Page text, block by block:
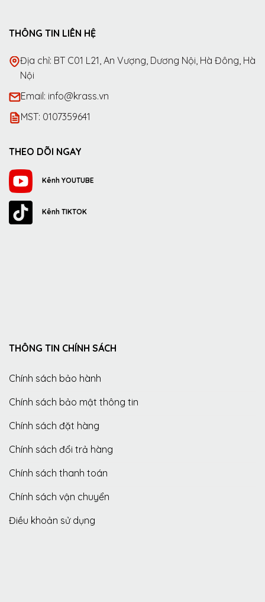
THÔNG TIN LIÊN HỆ
Địa chỉ: BT C01 L21, An Vượng, Dương Nội, Hà Đông, Hà
Nội
Email: info@krass.vn
MST: 0107359641
THEO DÕI NGAY
Kênh YOUTUBE
Kênh TIKTOK
THÔNG TIN CHÍNH SÁCH
Chính sách bảo hành
Chính sách bảo mật thông tin
Chính sách đặt hàng
Chính sách đổi trả hàng
Chính sách thanh toán
Chính sách vận chuyển
Điều khoản sử dụng